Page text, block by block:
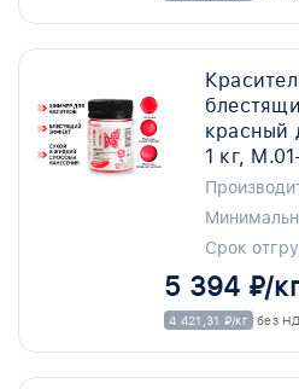
красный
1 кг,
Срок
5 394 ₽/
4 421,31 ₽/кг без